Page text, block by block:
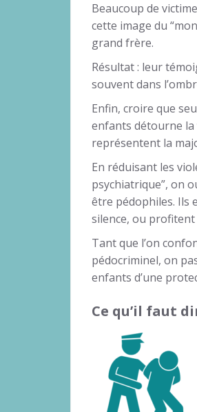
Beaucoup de
cette image du
grand frère.
Résultat : leur
souvent dans
Enfin, croire que
enfants détourne la
représentent la
En réduisant les
psychiatrique”, on
être pédophiles. Ils
silence, ou
Tant que l’on
pédocriminel, on
enfants d’une
Ce qu’il faut